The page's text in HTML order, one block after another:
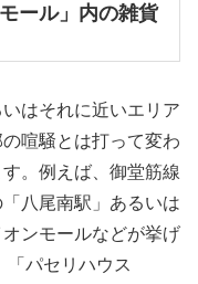
ール」内の雑貨
はそれに近いエリア
喧騒とは打って変わ
。例えば、御堂筋線
八尾南駅」あるいは
ンモールなどが挙げ
「パセリハウス